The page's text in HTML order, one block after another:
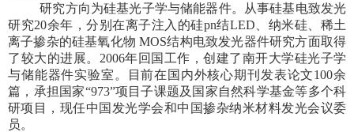
研究方向为硅基光子学与储能器件。从事硅基电致发光
研究20余年，分别在离子注入的硅pn结LED 、纳米硅、稀土
离子掺杂的硅基氧化物MOS结构电致发光器件研究方面取得
了较大的进展。 2006年回国工作，创建了南开大学硅光子学
与储能器件实验室。目前在国内外核心期刊发表论文100余
篇，承担国家“973”项目子课题及国家自然科学基金等多个科
研项目，现任中国发光学会和中国掺杂纳米材料发光会议委
员。